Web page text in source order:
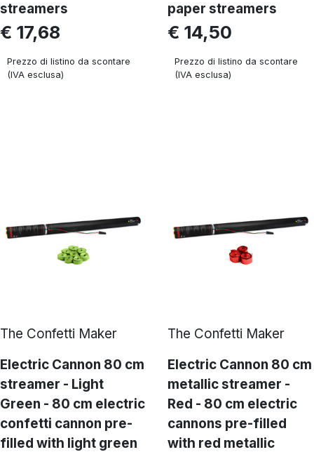
streamers
€ 17,68
Prezzo di listino da scontare
(IVA esclusa)
paper streamers
€ 14,50
Prezzo di listino da scontare
(IVA esclusa)
The Confetti Maker
Electric Cannon 80 cm
streamer - Light
Green - 80 cm electric
confetti cannon pre-
filled with light green
The Confetti Maker
Electric Cannon 80 cm
metallic streamer -
Red - 80 cm electric
cannons pre-filled
with red metallic